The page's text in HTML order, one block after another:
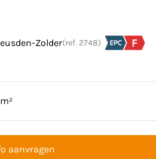
Zolder(ref. 2748)
m²
aanvragen